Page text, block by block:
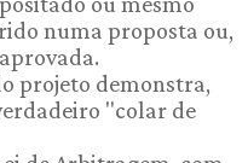
numa proposta ou,
projeto demonstra,
"colar de